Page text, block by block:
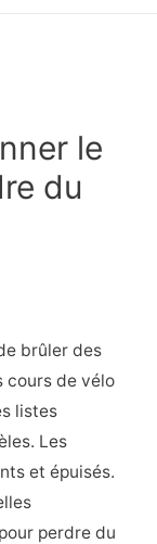
le
du
brûler des
cours de vélo
listes
Les
et épuisés.
perdre du